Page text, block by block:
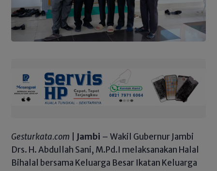
Gesturkata.com Jambi – Wakil Gubernur Jambi
Drs. H. Abdullah Sani, M.Pd.I melaksanakan Halal
Bihalal bersama Keluarga Besar Ikatan Keluarga